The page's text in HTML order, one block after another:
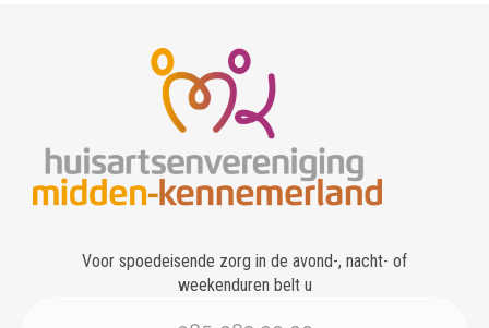
Voor spoedeisende zorg in de avond-, nacht- of
weekenduren belt u